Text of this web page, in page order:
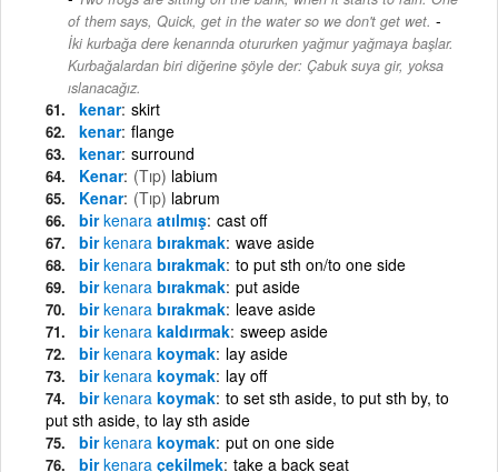
of them says, Quick, get in the water so we don't get wet. -
İki kurbağa dere kenarında otururken yağmur yağmaya başlar.
Kurbağalardan biri diğerine şöyle der: Çabuk suya gir, yoksa
ıslanacağız.
kenar skirt
kenar flange
kenar surround
Kenar (Tıp) labium
Kenar (Tıp) labrum
birkenara atılmış cast off
birkenara bırakmak wave aside
birkenara bırakmak to put sth on/to one side
birkenara bırakmak put aside
birkenara bırakmak leave aside
birkenara kaldırmak sweep aside
birkenara koymak lay aside
birkenara koymak lay off
birkenara koymak to set sth aside, to put sth by, to
put sth aside, to lay sth aside
birkenara koymak put on one side
birkenara çekilmek take a back seat